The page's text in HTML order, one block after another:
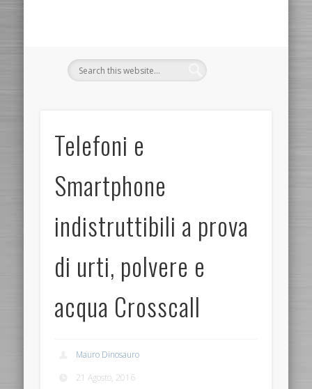
Telefoni e
Smartphone
indistruttibili a prova
di urti, polvere e
acqua Crosscall
Mauro Dinosauro
21 Agosto, 2016